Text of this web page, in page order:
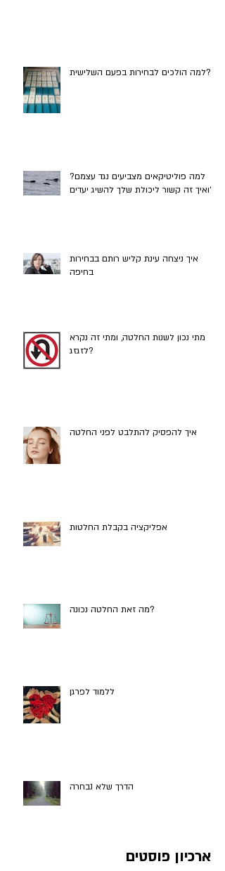
למה הולכים לבחירות בפעם השלישית?
למה פוליטיקאים מצביעים נגד עצמם?
ואיך זה קשור ליכולת שלך להשיג יעדים?
איך ניצחה עינת קליש רותם בבחירות
בחיפה
מתי נכון לשנות החלטה, ומתי זה נקרא
לזגזג?
איך להפסיק להתלבט לפני החלטה
אפליקציה בקבלת החלטות
מה זאת החלטה נכונה?
ללמוד לפרגן
הדרך שלא נבחרה
ארכיון פוסטים